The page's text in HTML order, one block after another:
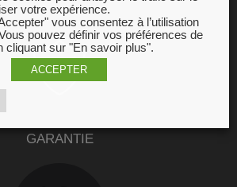
GARANTIE
votre expérience.
vous consentez à l’utilisation
pouvez définir vos préférences de
cliquant sur "En savoir plus".
ACCEPTER